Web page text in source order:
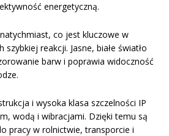
energetyczną.
co jest kluczowe w
reakcji. Jasne, białe światło
barw i poprawia widoczność
i wysoka klasa szczelności IP
wodą i wibracjami. Dzięki temu są
pracy w rolnictwie, transporcie i